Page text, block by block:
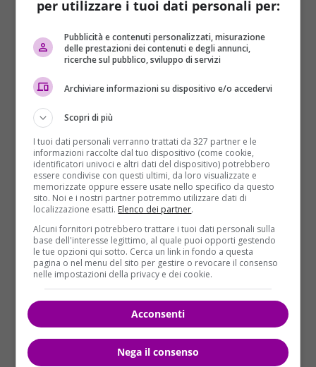
Riflessioni sul dolore e la
resilienza
Cumberbatch ha enfatizzato che “chiunque abbia
vissuto un lutto, anche se non è padre o marito, può
comprendere quel tipo di emozioni ad ampio
spettro”. La lotta del protagonista non è solo un
viaggio personale, ma un’esperienza universale che
tocca chiunque abbia mai affrontato laperdita
una persona cara.
per utilizzare i tuoi dati personali per:
Pubblicità e contenuti personalizzati, misurazione
delle prestazioni dei contenuti e degli annunci,
ricerche sul pubblico, sviluppo di servizi
Archiviare informazioni su dispositivo e/o accedervi
Scopri di più
I tuoi dati personali verranno trattati da 327 partner e le
informazioni raccolte dal tuo dispositivo (come cookie,
identificatori univoci e altri dati del dispositivo) potrebbero
essere condivise con questi ultimi, da loro visualizzate e
memorizzate oppure essere usate nello specifico da questo
sito. Noi e i nostri partner potremmo utilizzare dati di
localizzazione esatti. Elenco dei partner.
Alcuni fornitori potrebbero trattare i tuoi dati personali sulla
base dell'interesse legittimo, al quale puoi opporti gestendo
le tue opzioni qui sotto. Cerca un link in fondo a questa
pagina o nel menu del sito per gestire o revocare il consenso
nelle impostazioni della privacy e dei cookie.
Acconsenti
Nega il consenso